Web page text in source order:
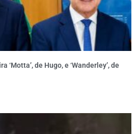
‘Motta’, de Hugo, e ‘Wanderley’, de